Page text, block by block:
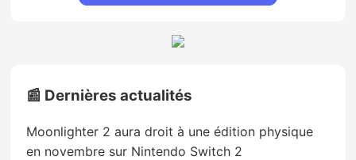
📰 Dernières actualités
Moonlighter 2 aura droit à une édition physique
en novembre sur Nintendo Switch 2